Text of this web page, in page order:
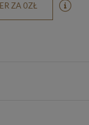
ZA 0ZŁ